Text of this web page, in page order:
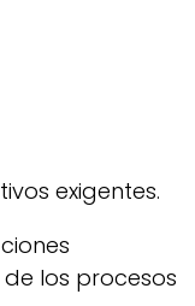
exigentes.
los procesos